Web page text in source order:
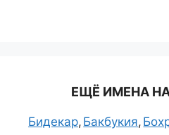
ЕЩЁ ИМЕНА
Бидекар Бакбукия